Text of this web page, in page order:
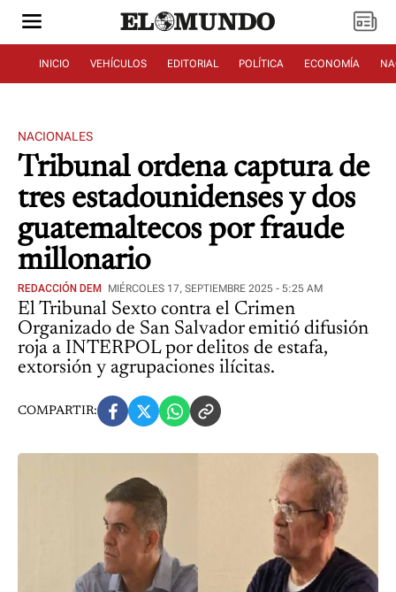
INICIO VEHÍCULOS EDITORIAL POLÍTICA ECONOMÍA
NACIONALES
Tribunal ordena captura de
tres estadounidenses y dos
guatemaltecos por fraude
millonario
REDACCIÓN DEM MIÉRCOLES 17, SEPTIEMBRE 2025 - 5:25 AM
El Tribunal Sexto contra el Crimen
Organizado de San Salvador emitió difusión
roja a INTERPOL por delitos de estafa,
extorsión y agrupaciones ilícitas.
COMPARTIR: